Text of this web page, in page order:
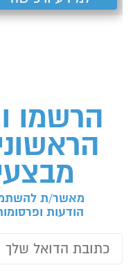
הרשמו
מאשר/ת
הודעות